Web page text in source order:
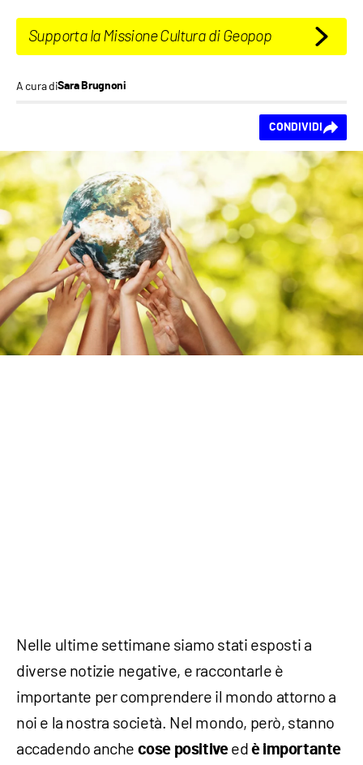
Supporta la Missione Cultura di Geopop
A cura diSara Brugnoni
CONDIVIDI
Nelle ultime settimane siamo stati esposti a
diverse notizie negative, e raccontarle è
importante per comprendere il mondo attorno a
noi e la nostra società. Nel mondo, però, stanno
accadendo anche cose positiveed è importante